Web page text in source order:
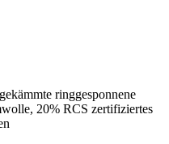
ringgesponnene
20% RCS zertifiziertes